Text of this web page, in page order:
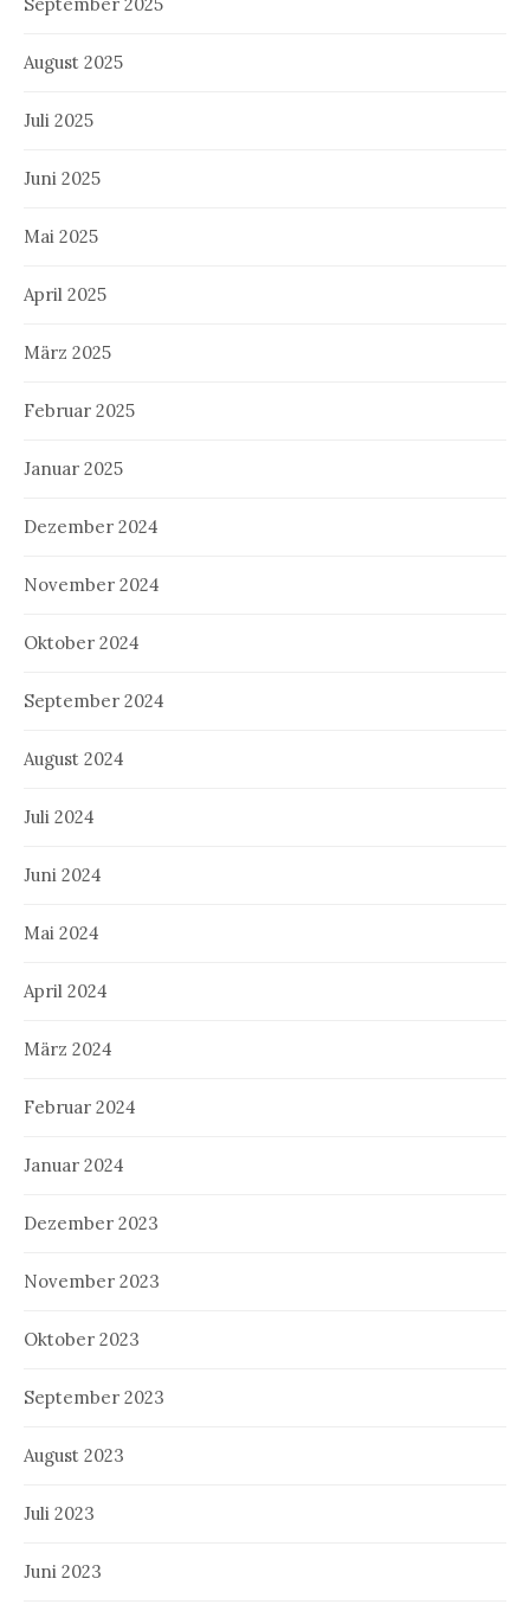
August 2025
Juli 2025
Juni 2025
Mai 2025
April 2025
März 2025
Februar 2025
Januar 2025
Dezember 2024
November 2024
Oktober 2024
September 2024
August 2024
Juli 2024
Juni 2024
Mai 2024
April 2024
März 2024
Februar 2024
Januar 2024
Dezember 2023
November 2023
Oktober 2023
September 2023
August 2023
Juli 2023
Juni 2023